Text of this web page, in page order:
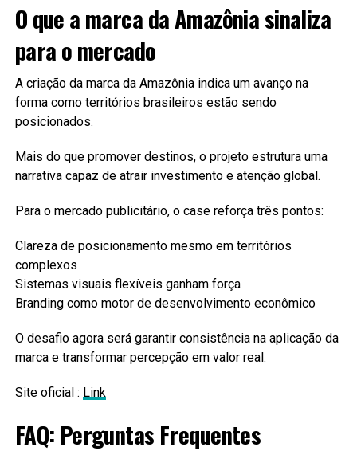
O que a marca da Amazônia sinaliza
para o mercado
A criação da marca da Amazônia indica um avanço na
forma como territórios brasileiros estão sendo
posicionados.
Mais do que promover destinos, o projeto estrutura uma
narrativa capaz de atrair investimento e atenção global.
Para o mercado publicitário, o case reforça três pontos:
Clareza de posicionamento mesmo em territórios
complexos
Sistemas visuais flexíveis ganham força
Branding como motor de desenvolvimento econômico
O desafio agora será garantir consistência na aplicação da
marca e transformar percepção em valor real.
Site oficial : Link
FAQ: Perguntas Frequentes